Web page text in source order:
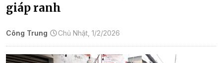
giáp ranh
Công Trung Chủ Nhật, 1/2/2026